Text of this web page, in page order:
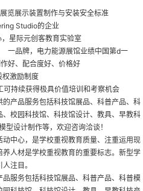
览展示装置制作与安装安全标准
Studio的企业
星际元创客教育实验室
一品牌，电力能源展馆业绩中国第d一
好、配合度好、价格好
权激励制度
持续获得极具价值培训和考察机会
产品服务包括科技馆展品、科普产品、科
校园科技馆、科技馆设计、教具、早教科
设计制作等，欢迎咨询洽谈！
中心，是学校重视教育质量、注重运用现
人材是学校重视教育的重要标志。新型学
注目。
服务包括科技馆展品、科普产品、科普模